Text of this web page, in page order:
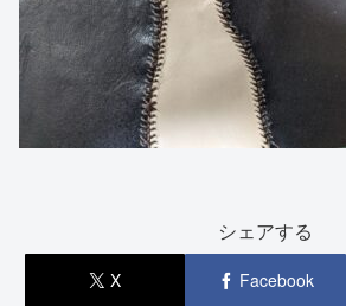
シェアする
X Facebook